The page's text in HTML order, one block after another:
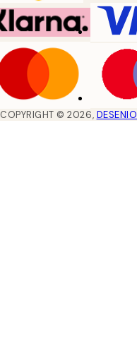
COPYRIGHT ©2026, DESENIO